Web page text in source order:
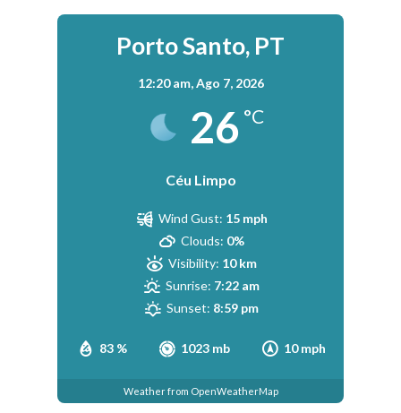
Porto Santo, PT
12:20 am,Ago 7, 2026
26 °C
Céu Limpo
83 % 1023 mb 10 mph
Wind Gust: 15 mph
Clouds: 0%
Visibility: 10 km
Sunrise: 7:22 am
Sunset: 8:59 pm
Weather from OpenWeatherMap